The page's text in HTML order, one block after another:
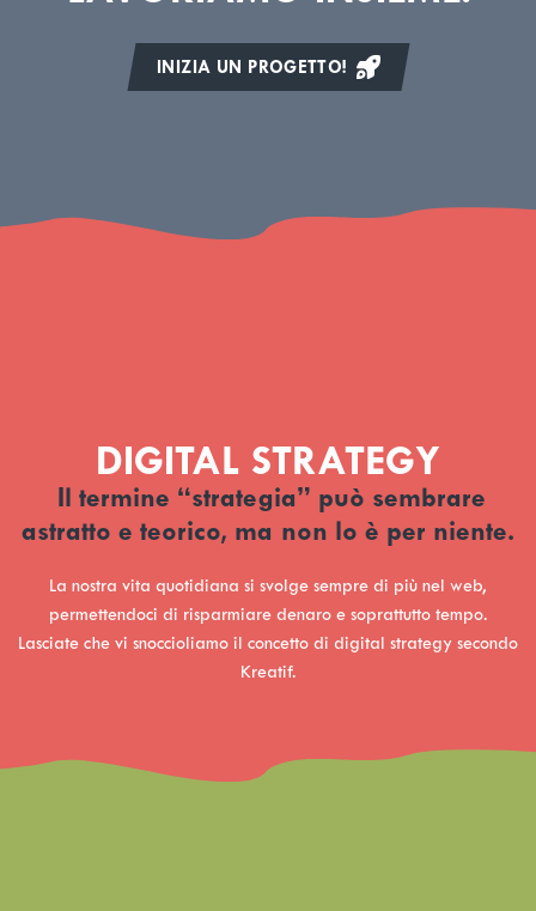
INIZIA UN PROGETTO!
DIGITAL STRATEGY
Il termine “strategia” può sembrare
astratto e teorico, ma non lo è per niente.
La nostra vita quotidiana si svolge sempre di più nel web,
permettendoci di risparmiare denaro e soprattutto tempo.
Lasciate che vi snoccioliamo il concetto di digital strategy secondo
Kreatif.